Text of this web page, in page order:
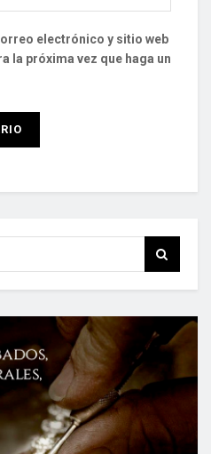
electrónico y sitio web
la próxima vez que haga un